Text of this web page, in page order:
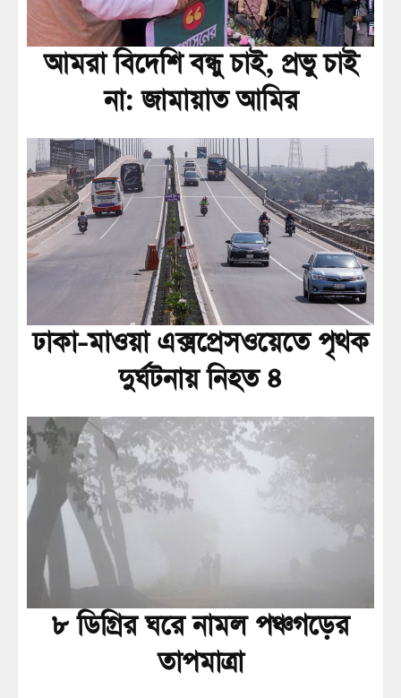
আমরা বিদেশি বন্ধু চাই, প্রভু চাই
না: জামায়াত আমির
ঢাকা-মাওয়া এক্সপ্রেসওয়েতে পৃথক
দুর্ঘটনায় নিহত ৪
৮ ডিগ্রির ঘরে নামল পঞ্চগড়ের
তাপমাত্রা